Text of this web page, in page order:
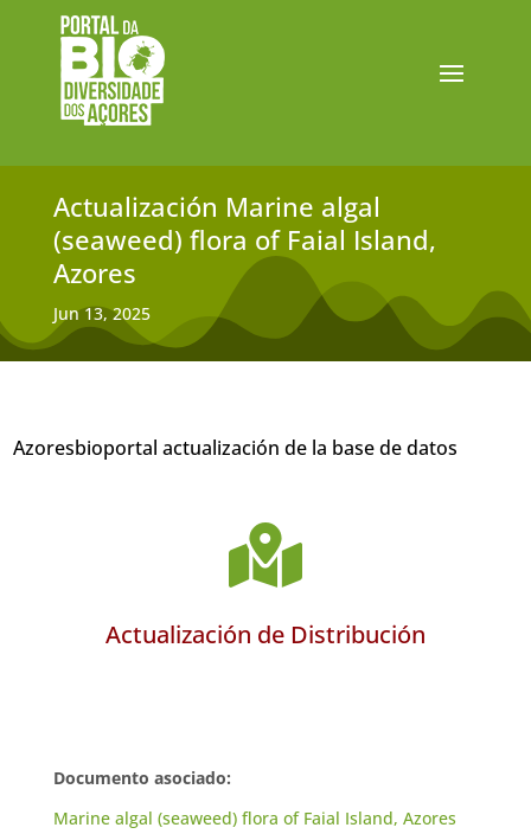
Actualización Marine algal
(seaweed) flora of Faial Island,
Azores
Jun 13, 2025
Azoresbioportal actualización de la base de datos

Actualización de Distribución
Documento asociado:
Marine algal (seaweed) flora of Faial Island, Azores